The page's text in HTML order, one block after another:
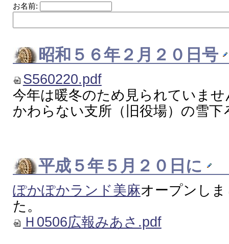
お名前:
昭和５６年２月２０日号
S560220.pdf
今年は暖冬のため見られていま
かわらない支所（旧役場）の雪下
平成５年５月２０日に
ぽかぽかランド美麻オープンしま
た。
Ｈ0506広報みあさ.pdf